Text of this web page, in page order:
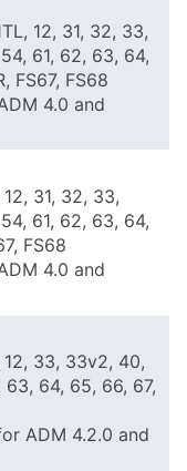
12, 31, 32, 33,
61, 62, 63, 64,
FS67, FS68
4.0 and
12, 31, 32, 33,
61, 62, 63, 64,
FS68
4.0 and
12, 33, 33v2, 40,
63, 64, 65, 66, 67,
ADM 4.2.0 and